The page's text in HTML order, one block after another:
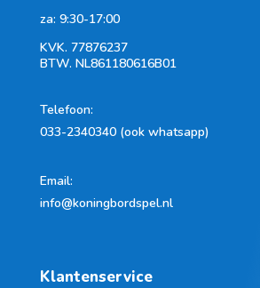
za: 9:30-17:00
KVK. 77876237
BTW. NL861180616B01
Telefoon:
033-2340340 (ook whatsapp)
Email:
info@koningbordspel.nl
Klantenservice